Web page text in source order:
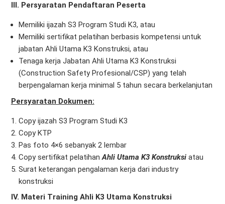
III. Persyaratan Pendaftaran Peserta
Memiliki ijazah S3 Program Studi K3, atau
Memiliki sertifikat pelatihan berbasis kompetensi untuk
jabatan Ahli Utama K3 Konstruksi, atau
Tenaga kerja Jabatan Ahli Utama K3 Konstruksi
(Construction Safety Profesional/CSP) yang telah
berpengalaman kerja minimal 5 tahun secara berkelanjutan
Persyaratan Dokumen:
Copy ijazah S3 Program Studi K3
Copy KTP
Pas foto 4×6 sebanyak 2 lembar
Copy sertifikat pelatihanAhli Utama K3 Konstruksi atau
Surat keterangan pengalaman kerja dari industry
konstruksi
IV. Materi Training Ahli K3 Utama Konstruksi